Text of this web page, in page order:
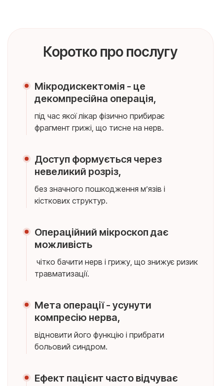
Коротко про послугу
Мікродискектомія - це
декомпресійна операція,
під час якої лікар фізично прибирає
фрагмент грижі, що тисне на нерв.
Доступ формується через
невеликий розріз,
без значного пошкодження м’язів і
кісткових структур.
Операційний мікроскоп дає
можливість
чітко бачити нерв і грижу, що знижує ризик
травматизації.
Мета операції - усунути
компресію нерва,
відновити його функцію і прибрати
больовий синдром.
Ефект пацієнт часто відчуває